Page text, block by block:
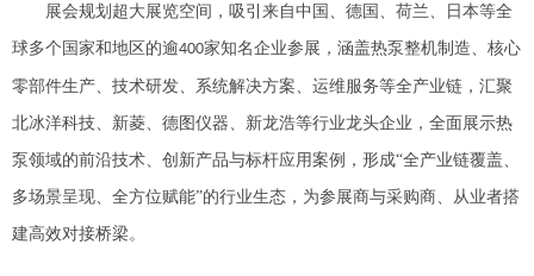
展会规划超大展览空间，吸引来自中国、德国、荷兰、日本等全
球多个国家和地区的逾400家知名企业参展，涵盖热泵整机制造、核心
零部件生产、技术研发、系统解决方案、运维服务等全产业链，汇聚
北冰洋科技、新菱、德图仪器、新龙浩等行业龙头企业，全面展示热
泵领域的前沿技术、创新产品与标杆应用案例，形成“全产业链覆盖、
多场景呈现、全方位赋能”的行业生态，为参展商与采购商、从业者搭
建高效对接桥梁。